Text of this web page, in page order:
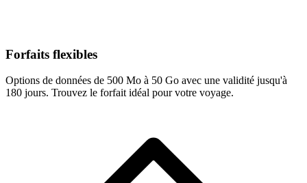
Forfaits flexibles
Options de données de 500 Mo à 50 Go avec une validité jusqu'à
180 jours. Trouvez le forfait idéal pour votre voyage.